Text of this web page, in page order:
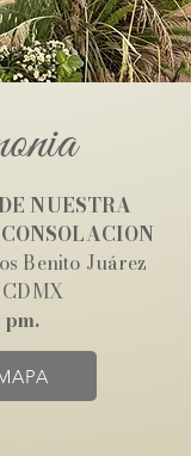
NUESTRA
Benito Juárez